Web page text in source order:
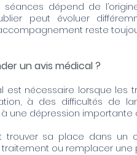
dépend de
peut évoluer
reste
un avis médical ?
est nécessaire lorsque les
à des difficultés de
une dépression importante
trouver sa place dans
ou remplacer une